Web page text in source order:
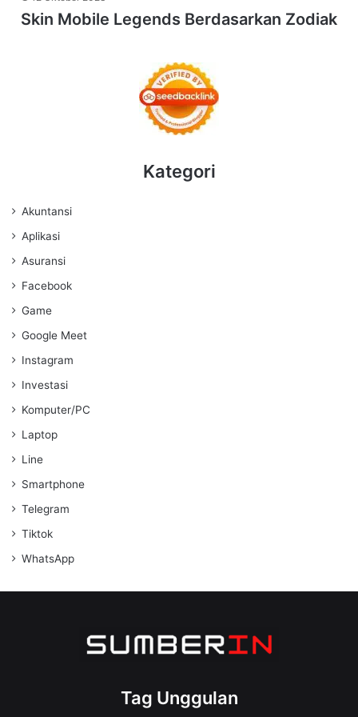
Skin Mobile Legends Berdasarkan Zodiak
Kategori
Akuntansi
Aplikasi
Asuransi
Facebook
Game
Google Meet
Instagram
Investasi
Komputer/PC
Laptop
Line
Smartphone
Telegram
Tiktok
WhatsApp
Tag Unggulan